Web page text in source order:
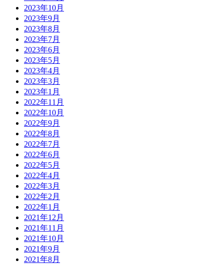
2023年10月
2023年9月
2023年8月
2023年7月
2023年6月
2023年5月
2023年4月
2023年3月
2023年1月
2022年11月
2022年10月
2022年9月
2022年8月
2022年7月
2022年6月
2022年5月
2022年4月
2022年3月
2022年2月
2022年1月
2021年12月
2021年11月
2021年10月
2021年9月
2021年8月